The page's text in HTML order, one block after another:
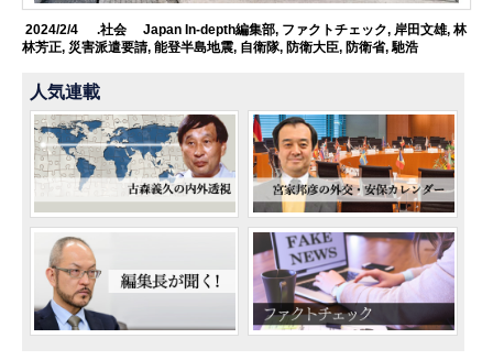
2024/2/4 .社会 Japan In-depth編集部, ファクトチェック, 岸田文雄, 林
林芳正, 災害派遣要請,能登半島地震, 自衛隊, 防衛大臣, 防衛省,馳浩
人気連載